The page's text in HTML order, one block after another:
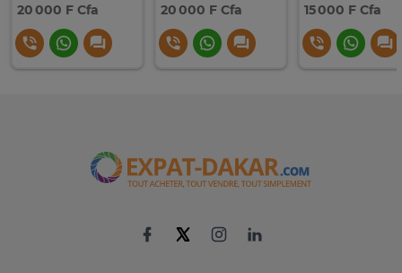
20 000 F Cfa 20 000 F Cfa 15 000 F Cfa